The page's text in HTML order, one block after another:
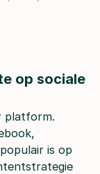
op sociale
platform.
is op